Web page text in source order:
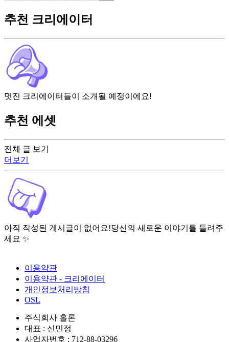
전체 글 보기
더보기
아직 작성된 게시글이 없어요!당신의 새로운 이야기를 들려주
세요 ✨
추천 크리에이터
멋진 크리에이터들이 소개될 예정이에요!
추천 에셋
이용약관
이용약관 - 크리에이터
개인정보처리방침
OSL
주식회사 홀론
대표 : 신민정
사업자번호 : 712-88-03296